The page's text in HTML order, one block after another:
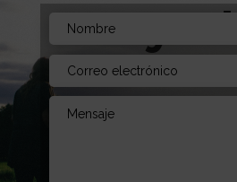
Envíanos un mensaje.